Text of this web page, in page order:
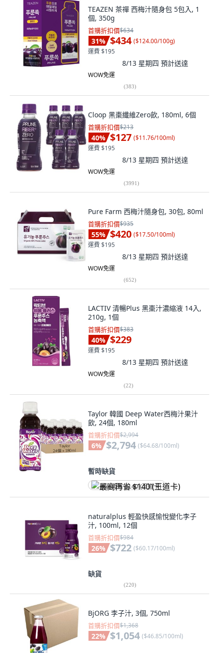
TEAZEN 茶禪 西梅汁隨身包 5包入, 1
個, 350g
首購折扣價$634
31% $434 ($124.00/100g)
運費 $195
8/13 星期四 預計送達
WOW免運
(383)
Cloop 黑棗纖維Zero飲, 180ml, 6個
首購折扣價$213
40% $127 ($11.76/100ml)
運費 $195
8/13 星期四 預計送達
WOW免運
(3991)
Pure Farm 西梅汁隨身包, 30包, 80ml
首購折扣價$935
55% $420 ($17.50/100ml)
運費 $195
8/13 星期四 預計送達
WOW免運
(652)
LACTIV 清暢Plus 黑棗汁濃縮液 14入,
210g, 1個
首購折扣價$383
40% $229
運費 $195
8/13 星期四 預計送達
WOW免運
(22)
Taylor 韓國 Deep Water西梅汁果汁
飲, 24個, 180ml
首購折扣價$2,994
6% $2,794 ($64.68/100ml)
暫時缺貨
最高再省 $140 (王道卡)
naturalplus 輕盈快感愉悅變化李子
汁, 100ml, 12個
首購折扣價$984
26% $722 ($60.17/100ml)
缺貨
(220)
BjORG 李子汁, 3個, 750ml
首購折扣價$1,368
22% $1,054 ($46.85/100ml)